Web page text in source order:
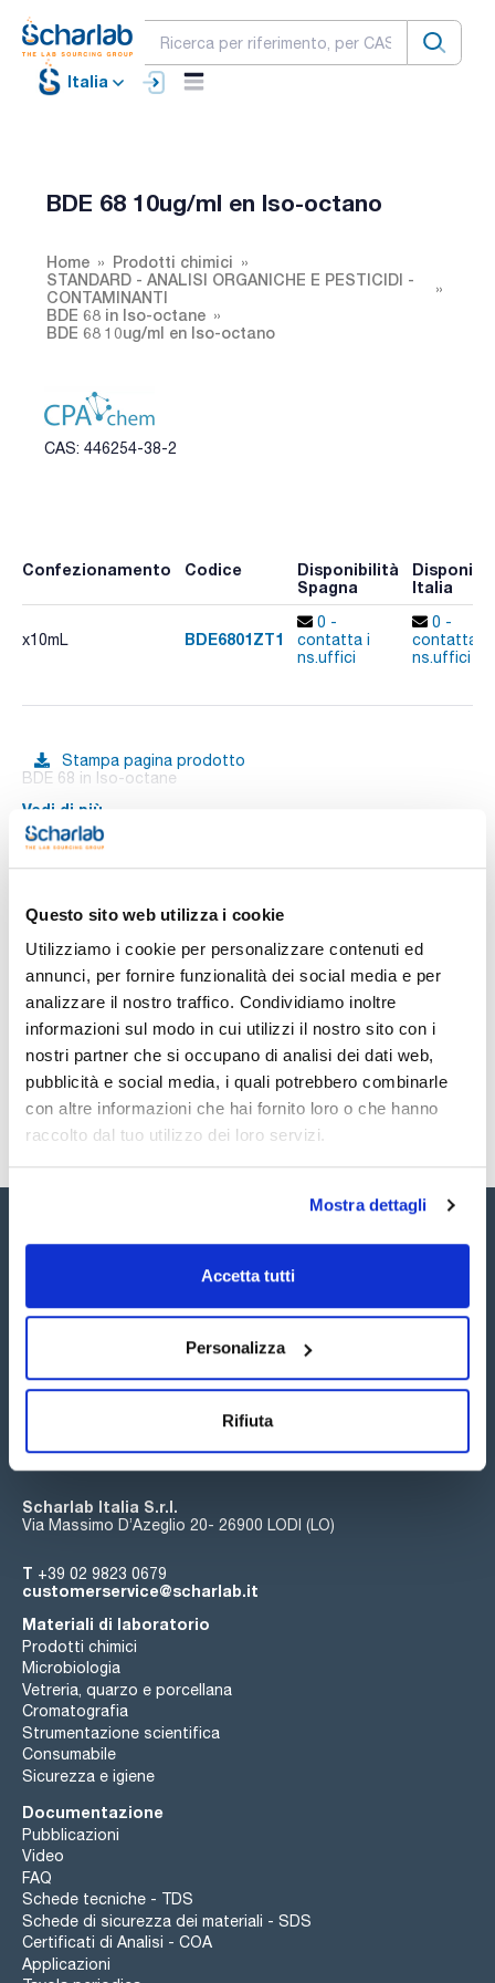
Questo sito web utilizza i cookie
Utilizziamo i cookie per personalizzare contenuti ed
annunci, per fornire funzionalità dei social media e per
analizzare il nostro traffico. Condividiamo inoltre
informazioni sul modo in cui utilizzi il nostro sito con i
nostri partner che si occupano di analisi dei dati web,
pubblicità e social media, i quali potrebbero combinarle
con altre informazioni che hai fornito loro o che hanno
raccolto dal tuo utilizzo dei loro servizi.
Mostra dettagli
Accetta tutti
Personalizza
Rifiuta
Italia
BDE 68 10ug/ml en Iso-octano
Home
Prodotti chimici
STANDARD - ANALISI ORGANICHE E PESTICIDI -
CONTAMINANTI
BDE 68 in Iso-octane
BDE 68 10ug/ml en Iso-octano
CAS: 446254-38-2
Confezionamento Codice
Disponibilità
Spagna
Italia
x10mL BDE6801ZT1
0 -
contatta i
ns.uffici
0 -
contatta i
ns.uffici
Stampa pagina prodotto
BDE 68 in Iso-octane
Vedi di più
Documentazione tecnica
TDS / Scheda tecnica
Registrati per i download
Registrati per i download
Sicurezza
Registrati per i download
Iscriviti alla Newsletter
Scharlab Italia S.r.l.
Via Massimo D’Azeglio 20- 26900 LODI (LO)
T +39 02 9823 0679
customerservice@scharlab.it
Materiali di laboratorio
Prodotti chimici
Microbiologia
Vetreria, quarzo e porcellana
Cromatografia
Strumentazione scientifica
Consumabile
Sicurezza e igiene
Documentazione
Pubblicazioni
Video
FAQ
Schede tecniche - TDS
Schede di sicurezza dei materiali - SDS
Certificati di Analisi - COA
Applicazioni